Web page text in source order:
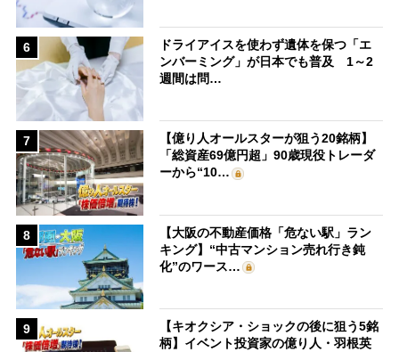
6
ドライアイスを使わず遺体を保つ「エ
ンバーミング」が日本でも普及 1～2
週間は問…
7
【億り人オールスターが狙う20銘柄】
「総資産69億円超」90歳現役トレーダ
ーから“10…
8
【大阪の不動産価格「危ない駅」ラン
キング】“中古マンション売れ行き鈍
化”のワース…
9
【キオクシア・ショックの後に狙う5銘
柄】イベント投資家の億り人・羽根英